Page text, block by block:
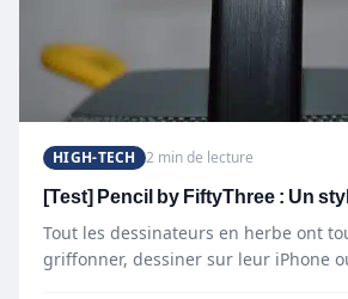
HIGH-TECH 2 min de lecture
[Test] Pencil by FiftyThree : Un
Tout les dessinateurs en herbe ont
griffonner, dessiner sur leur iPhone